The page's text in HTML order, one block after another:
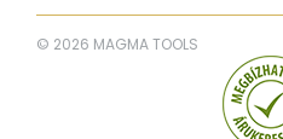
© 2026 MAGMA TOOLS